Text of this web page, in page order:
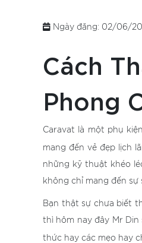
Ngày đăng: 02/06/
Cách
Phong
Caravat là một phụ
mang đến vẻ đẹp lịch
những kỹ thuật khéo
không chỉ mang đến
Bạn thật sự chưa biết
thì hôm nay đây Mr Din
thức hay các mẹo hay